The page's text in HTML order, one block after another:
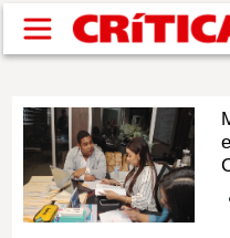
Pasar al contenido
SUCESOS
NACIONAL